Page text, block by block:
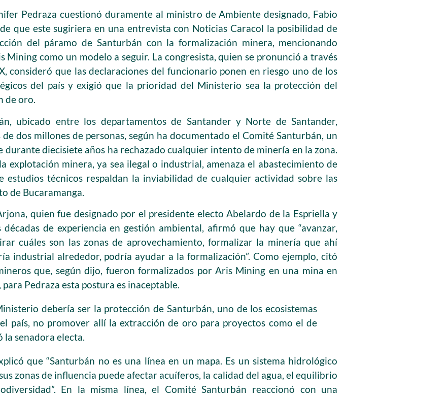
Pedraza cuestionó duramente al ministro de Ambiente designado, Fabio
que este sugiriera en una entrevista con Noticias Caracol la posibilidad de
del páramo de Santurbán con la formalización minera, mencionando
Mining como un modelo a seguir. La congresista, quien se pronunció a través
consideró que las declaraciones del funcionario ponen en riesgo uno de los
del país y exigió que la prioridad del Ministerio sea la protección del
de oro.
ubicado entre los departamentos de Santander y Norte de Santander,
de dos millones de personas, según ha documentado el Comité Santurbán, un
durante diecisiete años ha rechazado cualquier intento de minería en la zona.
explotación minera, ya sea ilegal o industrial, amenaza el abastecimiento de
estudios técnicos respaldan la inviabilidad de cualquier actividad sobre las
de Bucaramanga.
quien fue designado por el presidente electo Abelardo de la Espriella y
de experiencia en gestión ambiental, afirmó que hay que “avanzar,
cuáles son las zonas de aprovechamiento, formalizar la minería que ahí
industrial alrededor, podría ayudar a la formalización”. Como ejemplo, citó
que, según dijo, fueron formalizados por Aris Mining en una mina en
Pedraza esta postura es inaceptable.
debería ser la protección de Santurbán, uno de los ecosistemas
país, no promover allí la extracción de oro para proyectos como el de
la senadora electa.
que “Santurbán no es una línea en un mapa. Es un sistema hidrológico
zonas de influencia puede afectar acuíferos, la calidad del agua, el equilibrio
En la misma línea, el Comité Santurbán reaccionó con una